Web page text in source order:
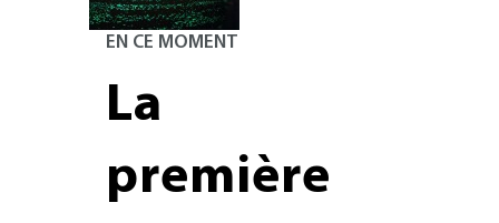
EN CE MOMENT
La
première